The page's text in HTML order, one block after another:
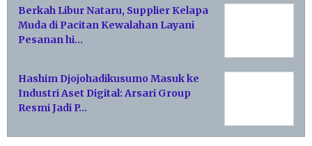
Berkah Libur Nataru, Supplier Kelapa
Muda di Pacitan Kewalahan Layani
Pesanan hi…
Hashim Djojohadikusumo Masuk ke
Industri Aset Digital: Arsari Group
Resmi Jadi P…